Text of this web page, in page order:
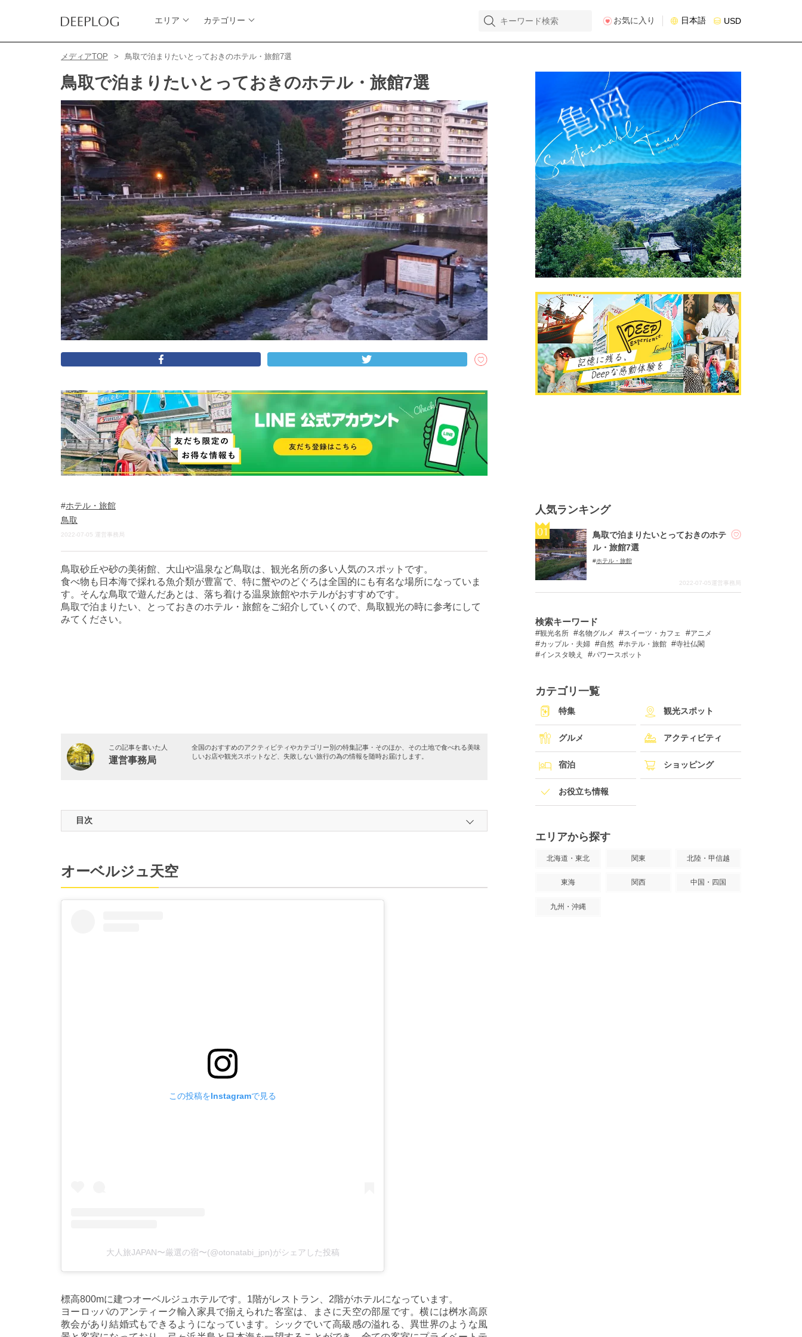
エリア カテゴリー お気に入り 日本語 USD
メディアTOP 鳥取で泊まりたいとっておきのホテル・旅館7選
鳥取で泊まりたいとっておきのホテル・旅館7選
ホテル・旅館
鳥取
2022-07-05 運営事務局
鳥取砂丘や砂の美術館、大山や温泉など鳥取は、観光名所の多い人気のスポットです。
食べ物も日本海で採れる魚介類が豊富で、特に蟹やのどぐろは全国的にも有名な場所になっていま
す。そんな鳥取で遊んだあとは、落ち着ける温泉旅館やホテルがおすすめです。
鳥取で泊まりたい、とっておきのホテル・旅館をご紹介していくので、鳥取観光の時に参考にして
みてください。
この記事を書いた人
運営事務局
全国のおすすめのアクティビティやカテゴリー別の特集記事・そのほか、その土地で食べれる美味
しいお店や観光スポットなど、失敗しない旅行の為の情報を随時お届けします。
目次
オーベルジュ天空
この投稿をInstagramで見る
大人旅JAPAN〜厳選の宿〜(@otonatabi_jpn)がシェアした投稿
標高800mに建つオーベルジュホテルです。1階がレストラン、2階がホテルになっています。
ヨーロッパのアンティーク輸入家具で揃えられた客室は、まさに天空の部屋です。横には桝水高原
教会があり結婚式もできるようになっています。シックでいて高級感の溢れる、異世界のような風
人気ランキング
鳥取で泊まりたいとっておきのホテ
ル・旅館7選
ホテル・旅館
2022-07-05運営事務局
検索キーワード
観光名所 名物グルメ スイーツ・カフェ
アニメ
カップル・夫婦
自然 ホテル・旅館
寺社仏閣
インスタ映え
パワースポット
カテゴリ一覧
特集 観光スポット
グルメ アクティビティ
宿泊 ショッピング
お役立ち情報
エリアから探す
北海道・東北 関東 北陸・甲信越
東海 関西 中国・四国
九州・沖縄